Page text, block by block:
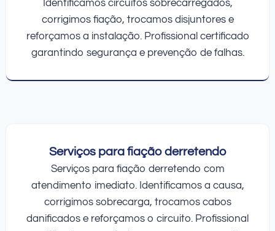
Identificamos circuitos sobrecarregados,
corrigimos fiação, trocamos disjuntores e
reforçamos a instalação. Profissional certificado
garantindo segurança e prevenção de falhas.
Serviços para fiação derretendo
Serviços para fiação derretendo com
atendimento imediato. Identificamos a causa,
corrigimos sobrecarga, trocamos cabos
danificados e reforçamos o circuito. Profissional